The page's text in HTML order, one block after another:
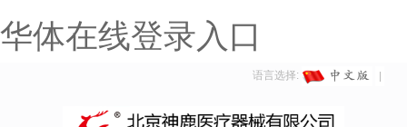
华体在线登录入口
语言选择: